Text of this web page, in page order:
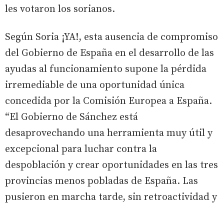
les votaron los sorianos.
Según Soria ¡YA!, esta ausencia de compromiso
del Gobierno de España en el desarrollo de las
ayudas al funcionamiento supone la pérdida
irremediable de una oportunidad única
concedida por la Comisión Europea a España.
“El Gobierno de Sánchez está
desaprovechando una herramienta muy útil y
excepcional para luchar contra la
despoblación y crear oportunidades en las tres
provincias menos pobladas de España. Las
pusieron en marcha tarde, sin retroactividad y